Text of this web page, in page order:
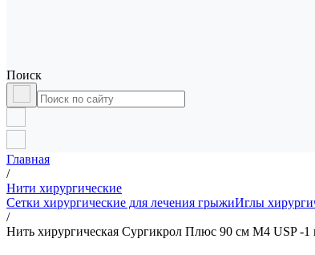
Поиск
Главная
/
Нити хирургические
Сетки хирургические для лечения грыжиИглы
/
Нить хирургическая Сургикрол Плюс 90 см М4 USP -